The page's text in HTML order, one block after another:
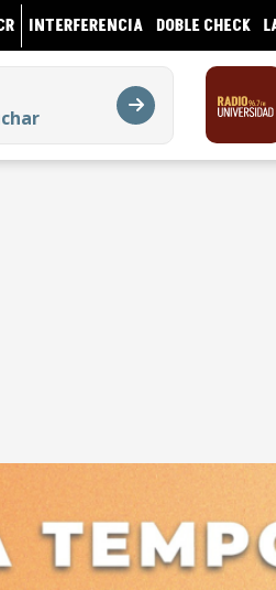
INTERFERENCIA DOBLE CHECK